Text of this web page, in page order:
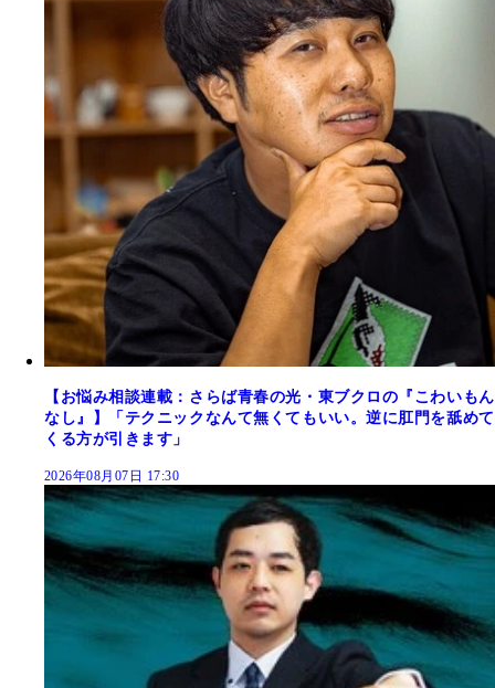
【お悩み相談連載：さらば青春の光・東ブクロの『こわいもん
なし』】「テクニックなんて無くてもいい。逆に肛門を舐めて
くる方が引きます」
2026年08月07日 17:30